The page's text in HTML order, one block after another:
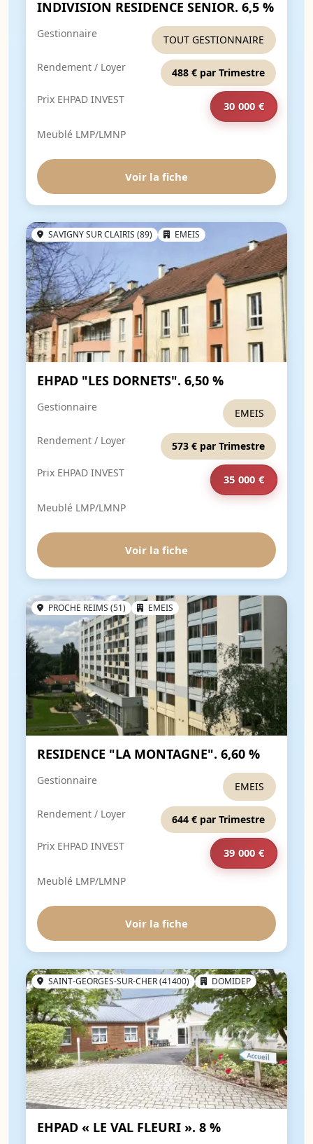
INDIVISION RESIDENCE SENIOR. 6,5 %
Gestionnaire TOUT GESTIONNAIRE
Rendement / Loyer
488 € par Trimestre
Prix EHPAD INVEST
30 000 €
Meublé LMP/LMNP
Voir la fiche
SAVIGNY SUR CLAIRIS (89) EMEIS
EHPAD "LES DORNETS". 6,50 %
Gestionnaire EMEIS
Rendement / Loyer
573 € par Trimestre
Prix EHPAD INVEST
35 000 €
Meublé LMP/LMNP
Voir la fiche
PROCHE REIMS (51) EMEIS
RESIDENCE "LA MONTAGNE". 6,60 %
Gestionnaire EMEIS
Rendement / Loyer
644 € par Trimestre
Prix EHPAD INVEST
39 000 €
Meublé LMP/LMNP
Voir la fiche
SAINT-GEORGES-SUR-CHER (41400) DOMIDEP
EHPAD « LE VAL FLEURI ». 8 %